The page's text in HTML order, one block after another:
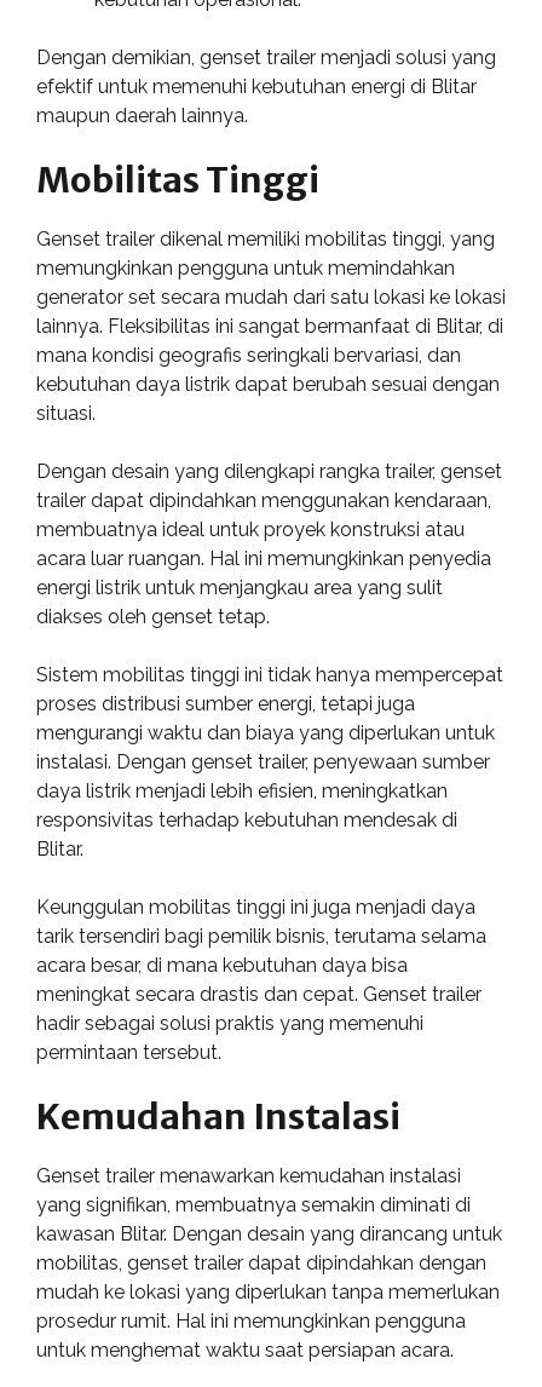
Dengan demikian, genset trailer menjadi solusi yang
efektif untuk memenuhi kebutuhan energi di Blitar
maupun daerah lainnya.
Mobilitas Tinggi
Genset trailer dikenal memiliki mobilitas tinggi, yang
memungkinkan pengguna untuk memindahkan
generator set secara mudah dari satu lokasi ke lokasi
lainnya. Fleksibilitas ini sangat bermanfaat di Blitar, di
mana kondisi geografis seringkali bervariasi, dan
kebutuhan daya listrik dapat berubah sesuai dengan
situasi.
Dengan desain yang dilengkapi rangka trailer, genset
trailer dapat dipindahkan menggunakan kendaraan,
membuatnya ideal untuk proyek konstruksi atau
acara luar ruangan. Hal ini memungkinkan penyedia
energi listrik untuk menjangkau area yang sulit
diakses oleh genset tetap.
Sistem mobilitas tinggi ini tidak hanya mempercepat
proses distribusi sumber energi, tetapi juga
mengurangi waktu dan biaya yang diperlukan untuk
instalasi. Dengan genset trailer, penyewaan sumber
daya listrik menjadi lebih efisien, meningkatkan
responsivitas terhadap kebutuhan mendesak di
Blitar.
Keunggulan mobilitas tinggi ini juga menjadi daya
tarik tersendiri bagi pemilik bisnis, terutama selama
acara besar, di mana kebutuhan daya bisa
meningkat secara drastis dan cepat. Genset trailer
hadir sebagai solusi praktis yang memenuhi
permintaan tersebut.
Kemudahan Instalasi
Genset trailer menawarkan kemudahan instalasi
yang signifikan, membuatnya semakin diminati di
kawasan Blitar. Dengan desain yang dirancang untuk
mobilitas, genset trailer dapat dipindahkan dengan
mudah ke lokasi yang diperlukan tanpa memerlukan
prosedur rumit. Hal ini memungkinkan pengguna
untuk menghemat waktu saat persiapan acara.